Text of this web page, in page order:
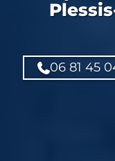
06 81 45